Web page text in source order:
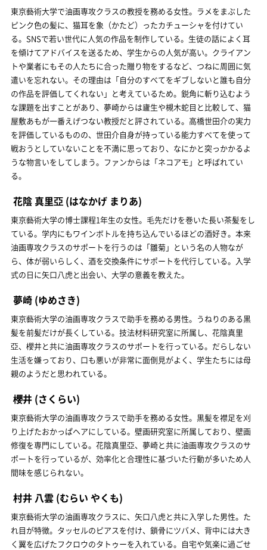
東京藝術大学で油画専攻クラスの教授を務める女性。ラメをまぶした
ピンク色の髪に、猫耳を象（かたど）ったカチューシャを付けてい
る。SNSで若い世代に人気の作品を制作している。生徒の話によく耳
を傾けてアドバイスを送るため、学生からの人気が高い。クライアン
トや業者にもその人たちに合った贈り物をするなど、つねに周囲に気
遣いを忘れない。その理由は「自分のすべてをギブしないと誰も自分
の作品を評価してくれない」と考えているため。鋭角に斬り込むよう
な課題を出すことがあり、夢崎からは廬生や槻木蛇目と比較して、猫
屋敷あもが一番えげつない教授だと評されている。高橋世田介の実力
を評価しているものの、世田介自身が持っている能力すべてを使って
戦おうとしていないことを不満に思っており、なにかと突っかかるよ
うな物言いをしてしまう。ファンからは「ネコアモ」と呼ばれてい
る。
花陰 真里亞 (はなかげ まりあ)
東京藝術大学の博士課程1年生の女性。毛先だけを巻いた長い茶髪をし
ている。学内にもワインボトルを持ち込んでいるほどの酒好き。本来
油画専攻クラスのサポートを行うのは「雛菊」という名の人物なが
ら、体が弱いらしく、酒を交換条件にサポートを代行している。入学
式の日に矢口八虎と出会い、大学の意義を教えた。
夢崎 (ゆめさき)
東京藝術大学の油画専攻クラスで助手を務める男性。うねりのある黒
髪を前髪だけが長くしている。技法材料研究室に所属し、花陰真里
亞、櫻井と共に油画専攻クラスのサポートを行っている。だらしない
生活を嫌っており、口も悪いが非常に面倒見がよく、学生たちには母
親のようだと思われている。
櫻井 (さくらい)
東京藝術大学の油画専攻クラスで助手を務める女性。黒髪を襟足を刈
り上げたおかっぱヘアにしている。壁画研究室に所属しており、壁画
修復を専門にしている。花陰真里亞、夢崎と共に油画専攻クラスのサ
ポートを行っているが、効率化と合理性に基づいた行動が多いため人
間味を感じられない。
村井 八雲 (むらい やくも)
東京藝術大学の油画専攻クラスに、矢口八虎と共に入学した男性。た
れ目が特徴。タッセルのピアスを付け、鎖骨にツバメ、背中には大き
く翼を広げたフクロウのタトゥーを入れている。自宅や気楽に過ごせ